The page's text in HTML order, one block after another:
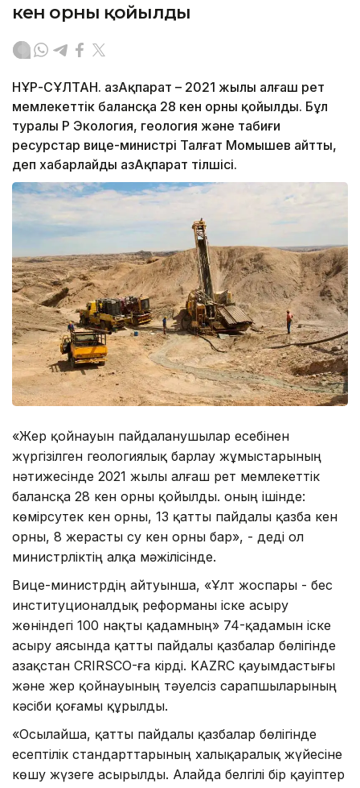
кен орны қойылды
НҰР-СҰЛТАН. ҚазАқпарат – 2021 жылы алғаш рет
мемлекеттік балансқа 28 кен орны қойылды. Бұл
туралы ҚР Экология, геология және табиғи
ресурстар вице-министрі Талғат Момышев айтты,
деп хабарлайды ҚазАқпарат тілшісі.
«Жер қойнауын пайдаланушылар есебінен
жүргізілген геологиялық барлау жұмыстарының
нәтижесінде 2021 жылы алғаш рет мемлекеттік
балансқа 28 кен орны қойылды. оның ішінде:
көмірсутек кен орны, 13 қатты пайдалы қазба кен
орны, 8 жерасты су кен орны бар», - деді ол
министрліктің алқа мәжілісінде.
Вице-министрдің айтуынша, «Ұлт жоспары - бес
институционалдық реформаны іске асыру
жөніндегі 100 нақты қадамның» 74-қадамын іске
асыру аясында қатты пайдалы қазбалар бөлігінде
Қазақстан CRIRSCO-ға кірді. KAZRC қауымдастығы
және жер қойнауының тәуелсіз сарапшыларының
кәсіби қоғамы құрылды.
«Осылайша, қатты пайдалы қазбалар бөлігінде
есептілік стандарттарының халықаралық жүйесіне
көшу жүзеге асырылды. Алайда белгілі бір қауіптер